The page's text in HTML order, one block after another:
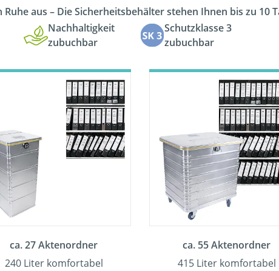
aus – Die Sicherheitsbehälter stehen Ihnen bis zu 10
Nachhaltigkeit
zubuchbar
Schutzklasse 3
zubuchbar
ca. 27 Aktenordner
240 Liter komfortabel
ca. 55 Aktenordner
415 Liter komfortabel